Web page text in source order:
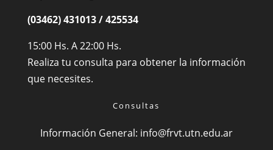
(03462) 431013 / 425534
15:00 Hs. A 22:00 Hs.
Realiza tu consulta para obtener la información
que necesites.
Consultas
Información General: info@frvt.utn.edu.ar